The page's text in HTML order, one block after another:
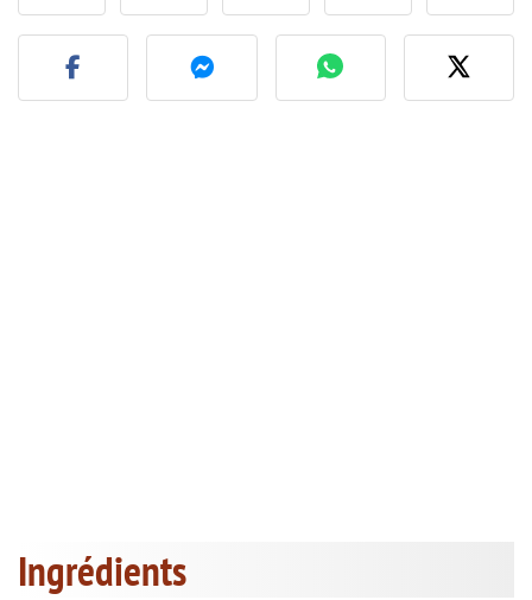
Publier votre photo de
Ingrédients